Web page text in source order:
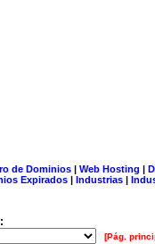
de Dominios| Web Hosting |
Expirados | Industrias |
[Pág.